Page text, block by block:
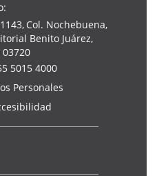
Col. Nochebuena,
Benito Juárez,
5015 4000
Personales